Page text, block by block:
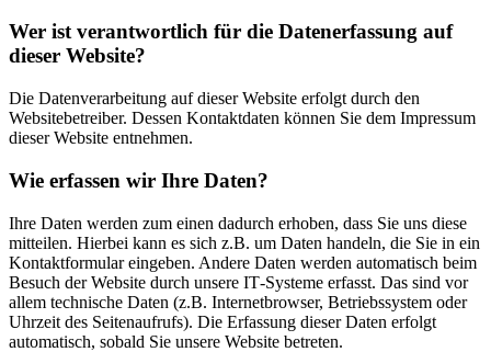
Wer ist verantwortlich für die Datenerfassung auf
dieser Website?
Die Datenverarbeitung auf dieser Website erfolgt durch den
Websitebetreiber. Dessen Kontaktdaten können Sie dem Impressum
dieser Website entnehmen.
Wie erfassen wir Ihre Daten?
Ihre Daten werden zum einen dadurch erhoben, dass Sie uns diese
mitteilen. Hierbei kann es sich z.B. um Daten handeln, die Sie in ein
Kontaktformular eingeben. Andere Daten werden automatisch beim
Besuch der Website durch unsere IT‐Systeme erfasst. Das sind vor
allem technische Daten (z.B. Internetbrowser, Betriebssystem oder
Uhrzeit des Seitenaufrufs). Die Erfassung dieser Daten erfolgt
automatisch, sobald Sie unsere Website betreten.